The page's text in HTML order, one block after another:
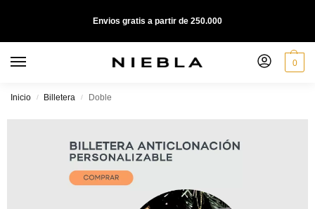
Envios gratis a partir de 250.000
0
Inicio / Billetera / Doble